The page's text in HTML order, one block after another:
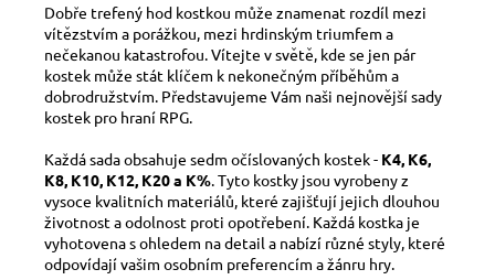
Dobře trefený hod kostkou může znamenat rozdíl mezi
vítězstvím a porážkou, mezi hrdinským triumfem a
nečekanou katastrofou. Vítejte v světě, kde se jen pár
kostek může stát klíčem k nekonečným příběhům a
dobrodružstvím. Představujeme Vám naši nejnovější sady
kostek pro hraní RPG.
Každá sada obsahuje sedm očíslovaných kostek - K4, K6,
K8, K10, K12, K20 a K% . Tyto kostky jsou vyrobeny z
vysoce kvalitních materiálů, které zajišťují jejich dlouhou
životnost a odolnost proti opotřebení. Každá kostka je
vyhotovena s ohledem na detail a nabízí různé styly, které
odpovídají vašim osobním preferencím a žánru hry.
OBALY
DRAGON
PROTECTOR
100KS
CRIMSON
MATE
230